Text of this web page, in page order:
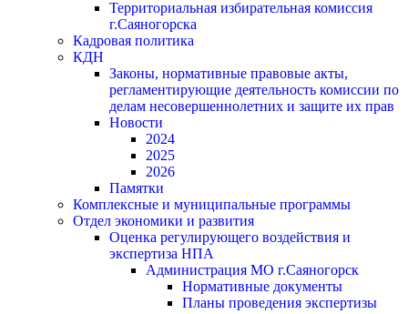
Территориальная избирательная комиссия
г.Саяногорска
Кадровая политика
КДН
Законы, нормативные правовые акты,
регламентирующие деятельность комиссии по
делам несовершеннолетних и защите их прав
Новости
2024
2025
2026
Памятки
Комплексные и муниципальные программы
Отдел экономики и развития
Оценка регулирующего воздействия и
экспертиза НПА
Администрация МО г.Саяногорск
Нормативные документы
Планы проведения экспертизы